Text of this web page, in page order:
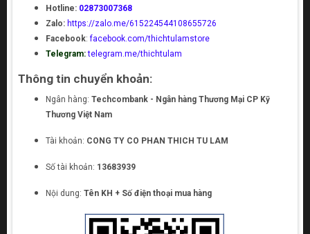
Hotline: 02873007368
Zalo: https://zalo.me/615224544108655726
Facebook:facebook.com/thichtulamstore
Telegram: telegram.me/thichtulam
Thông tin chuyển khoản:
Ngân hàng: Techcombank - Ngân hàng Thương Mại CP Kỹ
Thương Việt Nam
Tài khoản: CONG TY CO PHAN THICH TU LAM
Số tài khoản: 13683939
Nội dung: Tên KH + Số điện thoại mua hàng